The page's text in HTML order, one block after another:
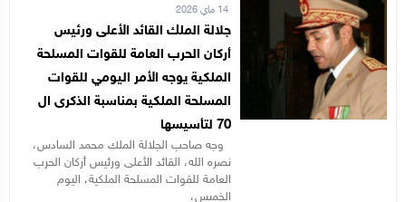
14 ماي 2026
جلالة الملك القائد الأعلى ورئيس
أركان الحرب العامة للقوات المسلحة
الملكية يوجه الأمر اليومي للقوات
المسلحة الملكية بمناسبة الذكرى ال
70 لتأسيسها
وجه صاحب الجلالة الملك محمد السادس،
نصره الله، القائد الأعلى ورئيس أركان الحرب
العامة للقوات المسلحة الملكية، اليوم
الخميس،